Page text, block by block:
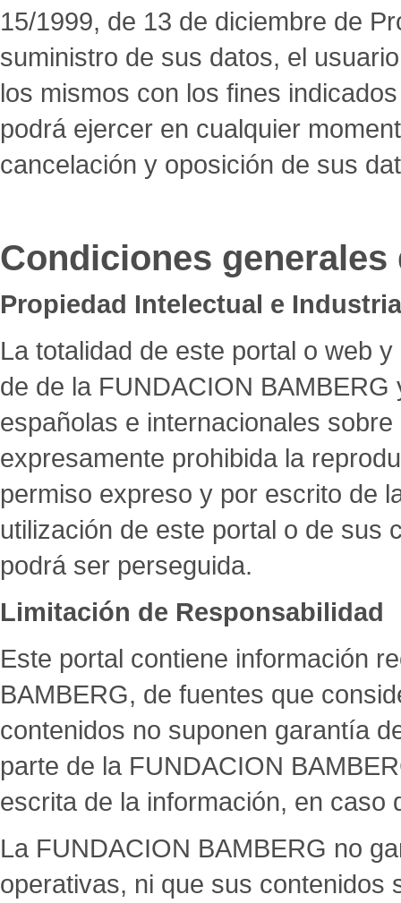
15/1999, de 13 de diciembre de
suministro de sus datos, el
los mismos con los fines
podrá ejercer en cualquier
cancelación y oposición de sus
Condiciones
Propiedad Intelectual e
La totalidad de este portal o web
de de la FUNDACION
españolas e internacionales
expresamente prohibida la
permiso expreso y por escrito de
utilización de este portal o de sus
podrá ser perseguida.
Limitación de Responsabilidad
Este portal contiene información
BAMBERG, de fuentes que
contenidos no suponen garantía
parte de la FUNDACION
escrita de la información, en caso
La FUNDACION BAMBERG no
operativas, ni que sus contenidos